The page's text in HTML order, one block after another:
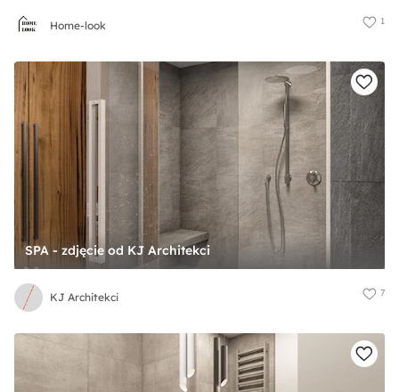
Home-look 1
SPA - zdjęcie od KJ Architekci
KJ Architekci 7